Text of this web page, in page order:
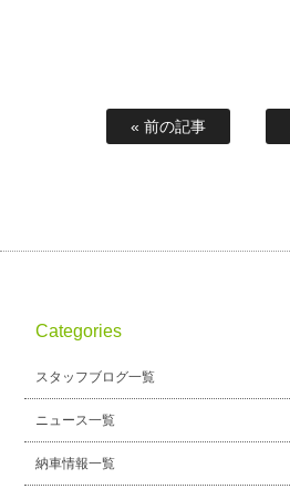
« 前の記事
Categories
スタッフブログ一覧
ニュース一覧
納車情報一覧